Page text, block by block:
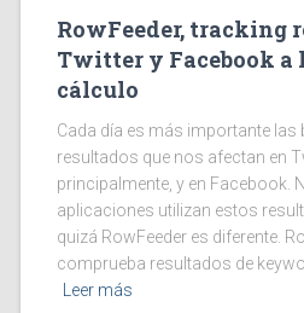
RowFeeder, tracking
Twitter y Facebook a
cálculo
Cada día es más importante las
resultados que nos afectan en
principalmente, y en Facebook.
aplicaciones utilizan estos
quizá RowFeeder es diferente.
comprueba resultados de
Leer más